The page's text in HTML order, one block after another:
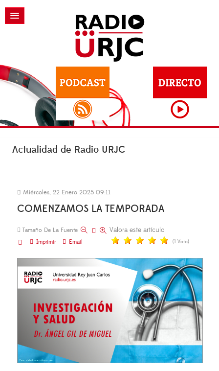
Actualidad de Radio URJC
Miércoles, 22 Enero 2025 09:11
COMENZAMOS LA TEMPORADA
Tamaño De La Fuente
Imprimir
Email
Valora este artículo
(1 Voto)